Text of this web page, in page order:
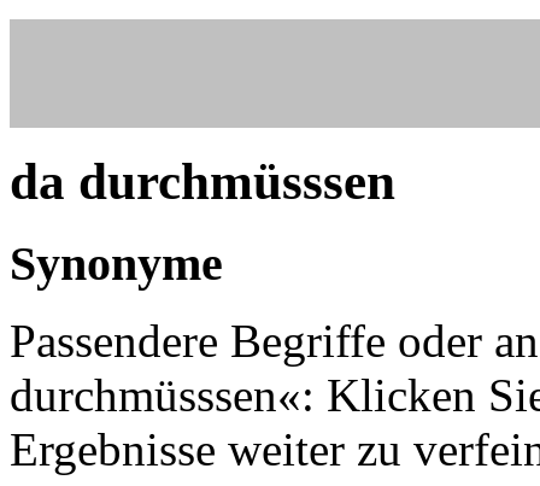
da durchmüsssen
Synonyme
Passendere Begriffe oder
durchmüsssen«: Klicken
Ergebnisse weiter zu